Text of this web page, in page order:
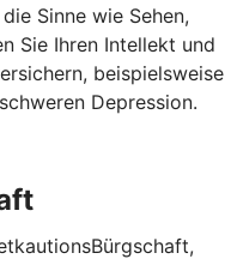
Sinne wie Sehen,
Sie Ihren Intellekt und
beispielsweise
Depression.